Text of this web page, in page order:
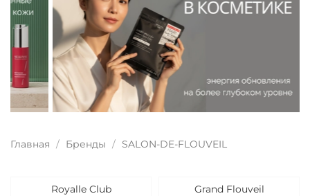
Главная Бренды SALON-DE-FLOUVEIL
Royalle Club Grand Flouveil